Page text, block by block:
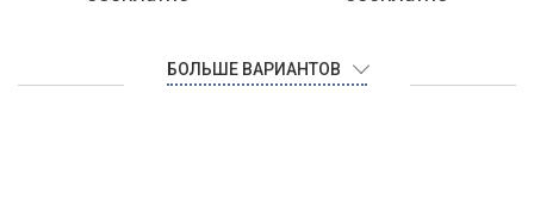
БОЛЬШЕ ВАРИАНТОВ